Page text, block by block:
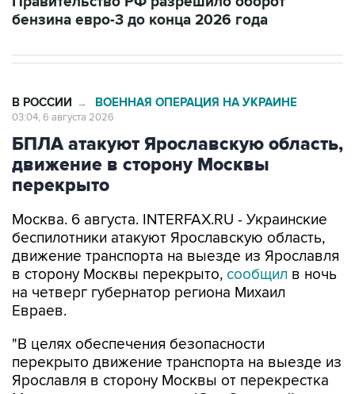
бензина евро-3 до конца 2026 года
В РОССИИ → ВОЕННАЯ ОПЕРАЦИЯ НА УКРАИНЕ
03:04, 6 августа 2026
БПЛА атакуют Ярославскую область,
движение в сторону Москвы
перекрыто
Москва. 6 августа. INTERFAX.RU - Украинские
беспилотники атакуют Ярославскую область,
движение транспорта на выезде из Ярославля
в сторону Москвы перекрыто, сообщил в ночь
на четверг губернатор региона Михаил
Евраев.
"В целях обеспечения безопасности
перекрыто движение транспорта на выезде из
Ярославля в сторону Москвы от перекрестка